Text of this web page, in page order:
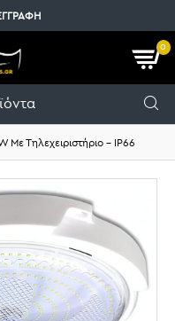
0
Τηλεχειριστήριο – IP66